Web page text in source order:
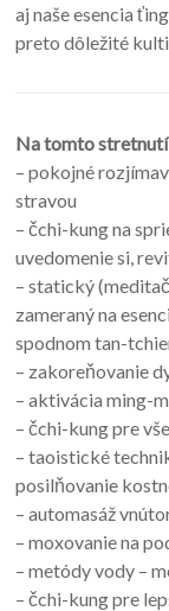
aj naše esencia
preto dôležité
Na tomto stretnutí
– pokojné
stravou
– čchi-kung na
uvedomenie si,
– statický
zameraný na
spodnom tan-
– zakoreňovanie
– aktivácia ming-
– čchi-kung pre
– taoistické
posilňovanie
– automasáž
– moxovanie na
– metódy vody –
– čchi-kung pre